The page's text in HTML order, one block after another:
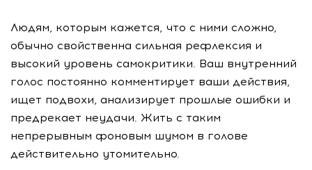
Людям, которым кажется, что с ними сложно,
обычно свойственна сильная рефлексия и
высокий уровень самокритики. Ваш внутренний
голос постоянно комментирует ваши действия,
ищет подвохи, анализирует прошлые ошибки и
предрекает неудачи. Жить с таким
непрерывным фоновым шумом в голове
действительно утомительно.